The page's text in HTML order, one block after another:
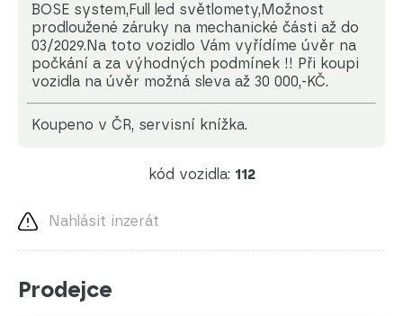
BOSE system,Full led světlomety,Možnost
prodloužené záruky na mechanické části až do
03/2029.Na toto vozidlo Vám vyřídíme úvěr na
počkání a za výhodných podmínek !! Při koupi
vozidla na úvěr možná sleva až 30 000,-KČ.
koupeno v ČR, servisní knížka.
kód vozidla: 112
Nahlásit inzerát
Prodejce